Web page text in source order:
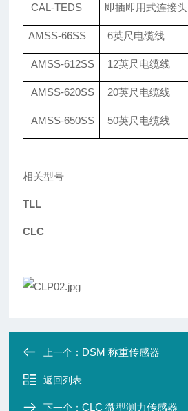
CAL-TEDS 即插即用式连接头
AMSS-66SS 6英尺电缆线
AMSS-612SS 12英尺电缆线
AMSS-620SS 20英尺电缆线
AMSS-650SS 50英尺电缆线
相关型号
TLL
CLC
上一个： DSM 称重传感器
返回列表
下一个：CLC 微型测力传感器